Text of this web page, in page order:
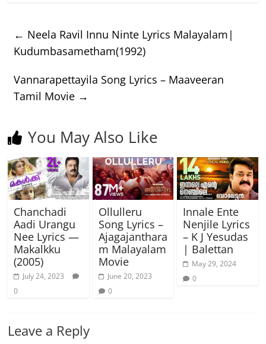
← Neela Ravil Innu Ninte Lyrics Malayalam|
Kudumbasametham(1992)
Vannarapettayila Song Lyrics – Maaveeran
Tamil Movie →
You May Also Like
Chanchadi
Aadi Urangu
Nee Lyrics —
Makalkku
(2005)
July 24, 2023
0
Ollulleru
Song Lyrics –
Ajagajanthara
m Malayalam
Movie
June 20, 2023
0
Innale Ente
Nenjile Lyrics
– K J Yesudas
| Balettan
May 29, 2024
0
Leave a Reply